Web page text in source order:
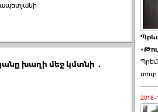
խաղի մեջ կմտնի․
տուր
2018-